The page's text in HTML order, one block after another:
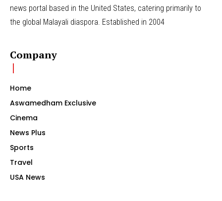
news portal based in the United States, catering primarily to
the global Malayali diaspora. Established in 2004
Company
Home
Aswamedham Exclusive
Cinema
News Plus
Sports
Travel
USA News